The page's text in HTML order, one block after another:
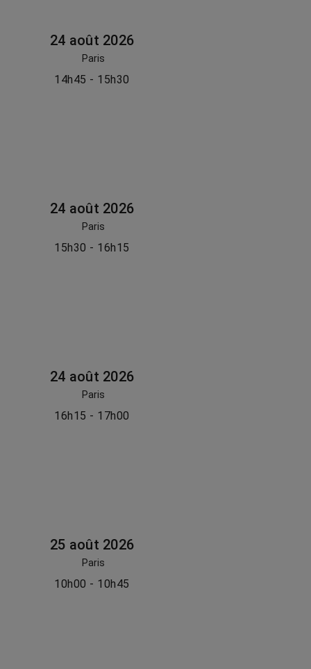
24 août 2026
Paris
14h45 - 15h30
24 août 2026
Paris
15h30 - 16h15
24 août 2026
Paris
16h15 - 17h00
25 août 2026
Paris
10h00 - 10h45